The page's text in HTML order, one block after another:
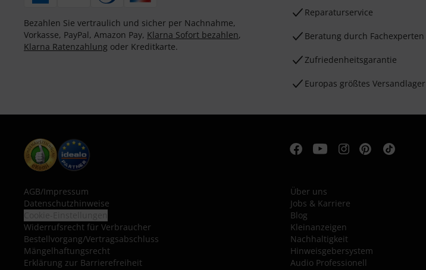
Bezahlen Sie vertraulich und sicher per Nachnahme,
Vorkasse, PayPal, Amazon Pay, Klarna Sofort bezahlen,
Klarna Ratenzahlung oder Kreditkarte.
Reparaturservice
Beratung durch Fachexperten
Zufriedenheitsgarantie
Europas größtes Versandlager
AGB/Impressum
Datenschutzhinweise
Widerrufsrecht für Verbraucher
Bestellvorgang/Vertragsabschluss
Mängelhaftungsrecht
Erklärung zur Barrierefreiheit
Über uns
Jobs & Karriere
Blog
Kleinanzeigen
Nachhaltigkeit
Hinweisgebersystem
Audio Professionell